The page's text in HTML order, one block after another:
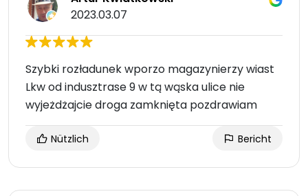
2023.03.07
Szybki rozładunek wporzo magazynierzy wiast
Lkw od indusztrase 9 w tą wąska ulice nie
wyjeżdżajcie droga zamknięta pozdrawiam
Nützlich Bericht